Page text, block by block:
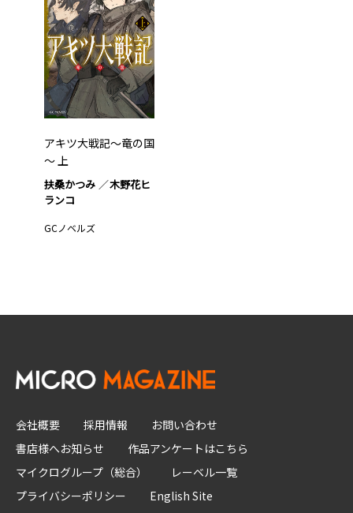
アキツ大戦記～竜の国
～ 上
扶桑かつみ
木野花ヒ
ランコ
GCノベルズ
会社概要 採用情報
お問い合わせ
書店様へお知らせ
作品アンケートはこちら
マイクログループ（総合）
レーベル一覧
プライバシーポリシー
English Site